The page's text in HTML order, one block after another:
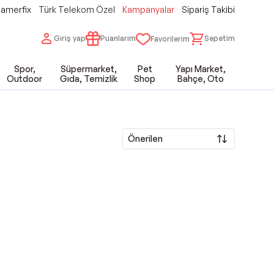
Türk Telekom Özel Kampanyalar Sipariş Takibi
Giriş yap Puanlarım Favorilerim Sepetim
Spor,
Outdoor
Süpermarket,
Gıda, Temizlik
Pet
Shop
Yapı Market,
Bahçe, Oto
Önerilen